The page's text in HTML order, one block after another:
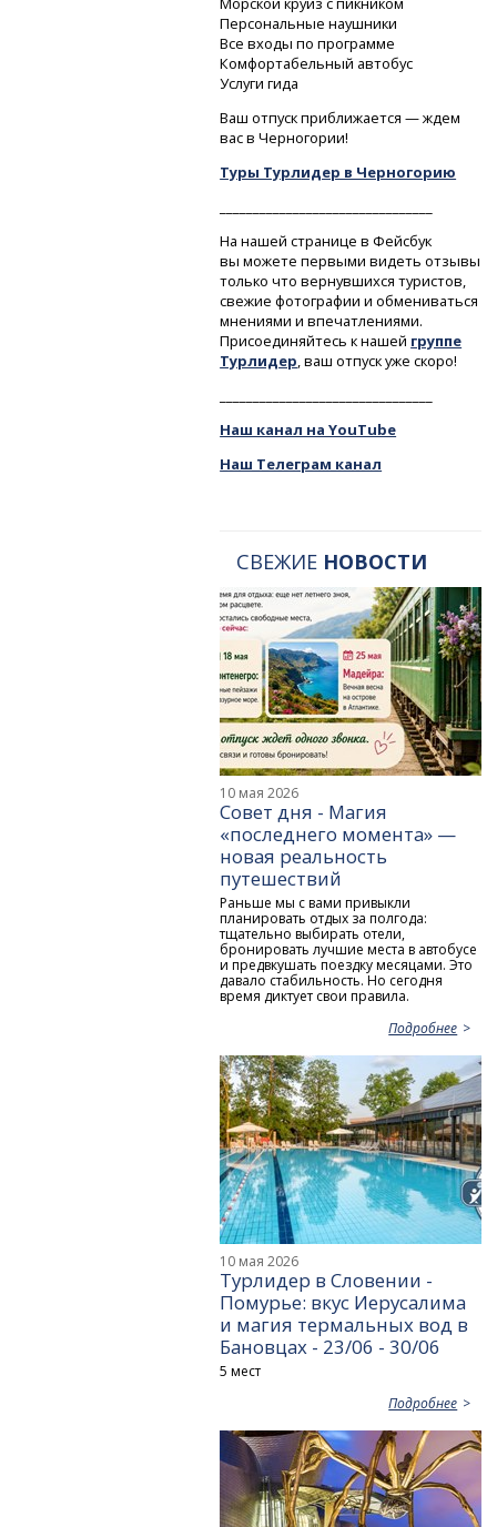
Персональные наушники
Все входы по программе
Комфортабельный автобус
Услуги гида
Ваш отпуск приближается — ждем
вас в Черногории!
Туры Турлидер в Черногорию
На нашей странице в Фейсбук
вы можете первыми видеть отзывы
только что вернувшихся туристов,
свежие фотографии и обмениваться
мнениями и впечатлениями.
Присоединяйтесь к нашей группе
Турлидер, ваш отпуск уже скоро!
Наш канал на YouTube
Наш Телеграм канал
СВЕЖИЕ НОВОСТИ
10 мая 2026
Совет дня - Магия
«последнего момента» —
новая реальность
путешествий
Раньше мы с вами привыкли
планировать отдых за полгода:
тщательно выбирать отели,
бронировать лучшие места в автобусе
и предвкушать поездку месяцами. Это
давало стабильность. Но сегодня
время диктует свои правила.
Подробнее
10 мая 2026
Турлидер в Словении -
Помурье: вкус Иерусалима
и магия термальных вод в
Бановцах - 23/06 - 30/06
5 мест
Подробнее